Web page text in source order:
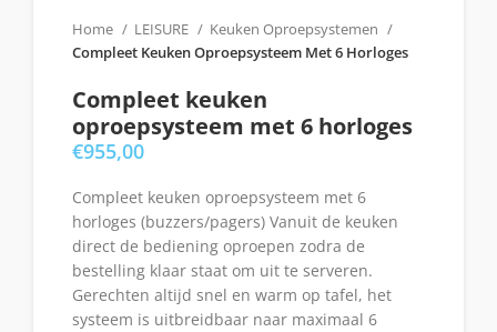
Home LEISURE
Keuken Oproepsystemen
Compleet Keuken Oproepsysteem Met 6 Horloges
Compleet keuken
oproepsysteem met 6 horloges
€955,00
Compleet keuken oproepsysteem met 6
horloges (buzzers/pagers) Vanuit de keuken
direct de bediening oproepen zodra de
bestelling klaar staat om uit te serveren.
Gerechten altijd snel en warm op tafel, het
systeem is uitbreidbaar naar maximaal 6